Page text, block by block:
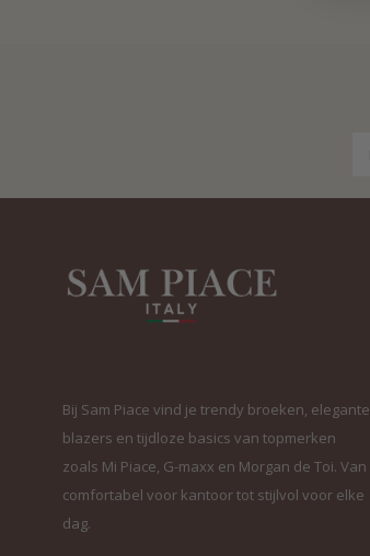
Bij Sam Piace vind je trendy broeken, elegante
blazers en tijdloze basics van topmerken
zoals Mi Piace, G-maxx en Morgan de Toi. Van
comfortabel voor kantoor tot stijlvol voor elke
dag.